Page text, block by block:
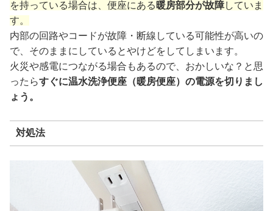
を持っている場合は、便座にある 暖房部分が故障していま
す。
内部の回路やコードが故障・断線している可能性が高いの
で、そのままにしているとやけどをしてしまいます。
火災や感電につながる場合もあるので、おかしいな？と思
ったらすぐに温水洗浄便座（暖房便座）の電源を切りまし
ょう。
対処法